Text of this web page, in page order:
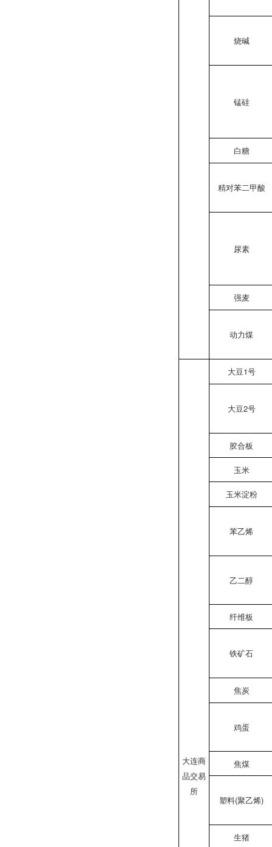
烧碱
锰硅
白糖
精对苯二甲酸
尿素
强麦
动力煤
大连商
品交易
所
大豆1号
大豆2号
胶合板
玉米
玉米淀粉
苯乙烯
乙二醇
纤维板
铁矿石
焦炭
鸡蛋
焦煤
塑料(聚乙烯)
生猪